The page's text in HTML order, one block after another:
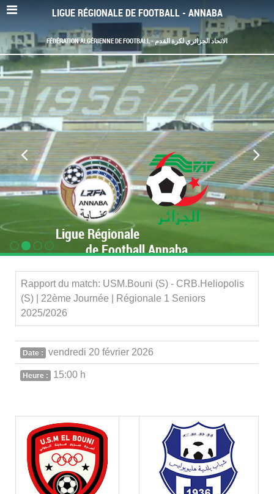
LIGUE RÉGIONALE DE FOOTBALL - ANNABA
FÉDÉRATION ALGÉRIENNE DE FOOTBALL - الاتحاد الجزائري لكرة القدم
Ligue Régionale
de Football Annaba
Rapport du match: USM.Bouni (S) - CRB.Heliopolis
(S) | 22ème Journée | Régionale 1 Seniors
2025/2026
Date : vendredi 20 février 2026
Heure : 15:00 h